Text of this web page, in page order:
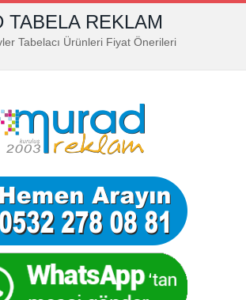
TABELA REKLAM
Tabelacı Ürünleri Fiyat Önerileri